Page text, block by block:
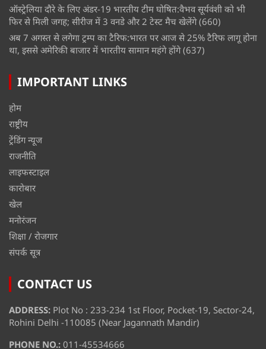
ऑस्ट्रेलिया दौरे के लिए अंडर-19 भारतीय टीम घोषित:वैभव सूर्यवंशी को भी
फिर से मिली जगह; सीरीज में 3 वनडे और 2 टेस्ट मैच खेलेंगे (660)
अब 7 अगस्त से लगेगा ट्रम्प का टैरिफ:भारत पर आज से 25% टैरिफ लागू होना
था, इससे अमेरिकी बाजार में भारतीय सामान महंगे होंगे (637)
IMPORTANT LINKS
होम
राष्ट्रीय
ट्रेंडिंग न्यूज
राजनीति
लाइफस्टाइल
कारोबार
खेल
मनोरंजन
शिक्षा / रोजगार
संपर्क सूत्र
CONTACT US
ADDRESS: Plot No : 233-234 1st Floor, Pocket-19, Sector-24,
Rohini Delhi -110085 (Near Jagannath Mandir)
PHONE NO.: 011-45534666